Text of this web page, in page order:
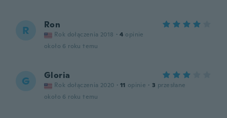
R Ron
Rok dołączenia 2018 · 4 opinie
około 6 roku temu
G Gloria
Rok dołączenia 2020 · 11 opinie · 3 przesłane
około 6 roku temu